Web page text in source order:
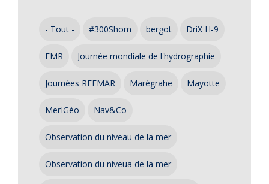
- Tout - #300Shom bergot DriX H-9
EMR Journée mondiale de l'hydrographie
Journées REFMAR Marégrahe Mayotte
MerIGéo Nav&Co
Observation du niveau de la mer
Observation du niveua de la mer